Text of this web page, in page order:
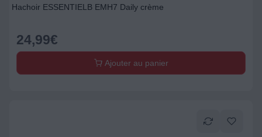
Hachoir ESSENTIELB EMH7 Daily crème
24,99€
Ajouter au panier